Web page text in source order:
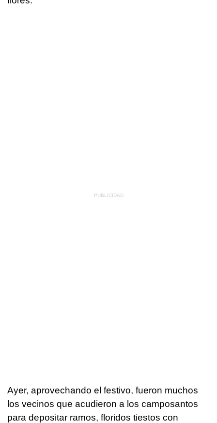
Ayer, aprovechando el festivo, fueron muchos
los vecinos que acudieron a los camposantos
para depositar ramos, floridos tiestos con